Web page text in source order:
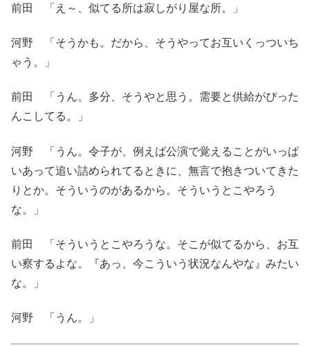
前田 「え～、似てる所は寂しがり屋な所。」
河野 「そうかも。だから、そうやってお互いくっついち
ゃう。」
前田 「うん。多分、そうやと思う。需要と供給がぴった
んこしてる。」
河野 「うん。令子が、例えば公演で覚えることがいっぱ
いあって追い詰められてるときに、無言で抱きついてきた
りとか。そういうのがあるから。そういうとこやろう
な。」
前田 「そういうとこやろうな。そこが似てるから、お互
い察するよな。『あっ、今こういう状況なんやな』みたい
な。」
河野 「うん。」